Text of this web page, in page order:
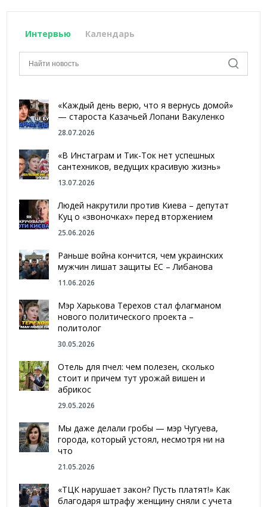
Интервью Календарь
«Каждый день верю, что я вернусь домой»
— староста Казачьей Лопани Вакуленко
28.07.2026
«В Инстаграм и Тик-Ток нет успешных
сантехников, ведущих красивую жизнь»
13.07.2026
Людей накрутили против Киева – депутат
Куц о «звоночках» перед вторжением
25.06.2026
Раньше война кончится, чем украинских
мужчин лишат защиты ЕС – Либанова
11.06.2026
Мэр Харькова Терехов стал флагманом
нового политического проекта –
политолог
30.05.2026
Отель для пчел: чем полезен, сколько
стоит и причем тут урожай вишен и
абрикос
29.05.2026
Мы даже делали гробы — мэр Чугуева,
города, который устоял, несмотря ни на
что
21.05.2026
«ТЦК нарушает закон? Пусть платят!» Как
благодаря штрафу женщину сняли с учета